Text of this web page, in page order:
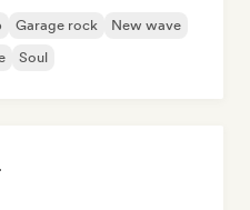
Garage rock
New wave
Soul